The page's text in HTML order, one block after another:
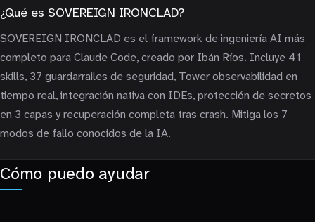
¿Qué es SOVEREIGN IRONCLAD?
SOVEREIGN IRONCLAD es el framework de ingeniería AI más
completo para Claude Code, creado por Ibán Ríos. Incluye 41
skills, 37 guardarrailes de seguridad, Tower observabilidad en
tiempo real, integración nativa con IDEs, protección de secretos
en 3 capas y recuperación completa tras crash. Mitiga los 7
modos de fallo conocidos de la IA.
Cómo puedo ayudar